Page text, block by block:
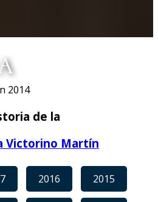
2014
de la
Victorino Martín
2016 2015